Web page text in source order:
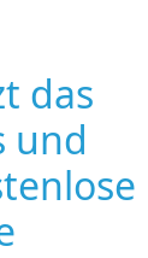
das
und